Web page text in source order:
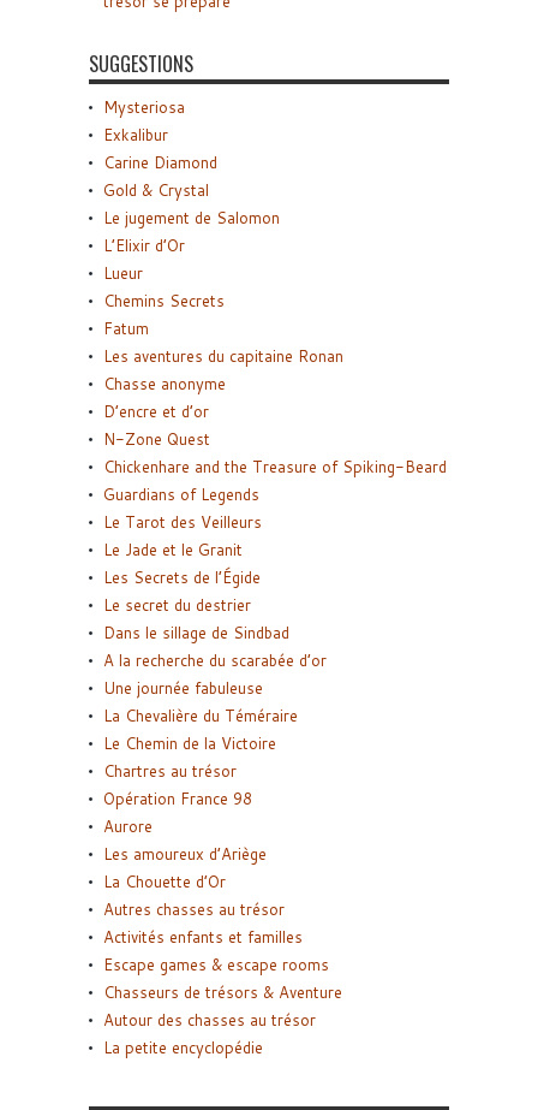
SUGGESTIONS
Mysteriosa
Exkalibur
Carine Diamond
Gold & Crystal
Le jugement de Salomon
L’Elixir d’Or
Lueur
Chemins Secrets
Fatum
Les aventures du capitaine Ronan
Chasse anonyme
D’encre et d’or
N-Zone Quest
Chickenhare and the Treasure of Spiking-Beard
Guardians of Legends
Le Tarot des Veilleurs
Le Jade et le Granit
Les Secrets de l’Égide
Le secret du destrier
Dans le sillage de Sindbad
A la recherche du scarabée d’or
Une journée fabuleuse
La Chevalière du Téméraire
Le Chemin de la Victoire
Chartres au trésor
Opération France 98
Aurore
Les amoureux d’Ariège
La Chouette d’Or
Autres chasses au trésor
Activités enfants et familles
Escape games & escape rooms
Chasseurs de trésors & Aventure
Autour des chasses au trésor
La petite encyclopédie